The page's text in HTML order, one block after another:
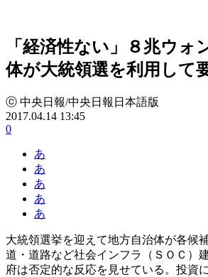
「経済性ない」８兆ウ
体が大統領選を利用して
ⓒ 中央日報/中央日報日本語版
2017.04.14 13:45
0
あ
あ
あ
あ
あ
大統領選挙を迎えて地方自治体が各候
道・道路など社会インフラ（ＳＯＣ）
府は否定的な反応を見せている。投資